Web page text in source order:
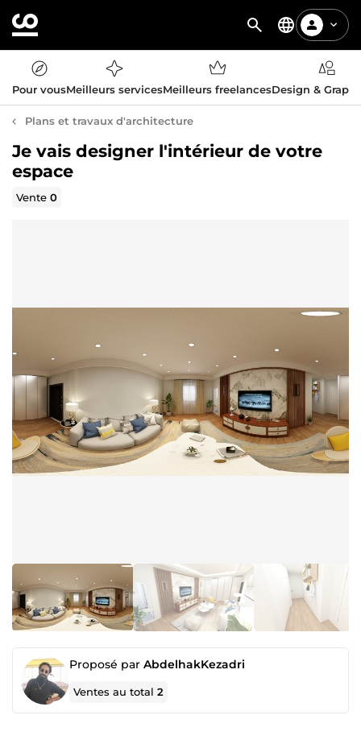
Pour vousMeilleurs servicesMeilleurs freelancesDesign &
Plans et travaux d'architecture
Je vais designer l'intérieur de votre
espace
Vente0
Proposé par AbdelhakKezadri
Ventes au total2